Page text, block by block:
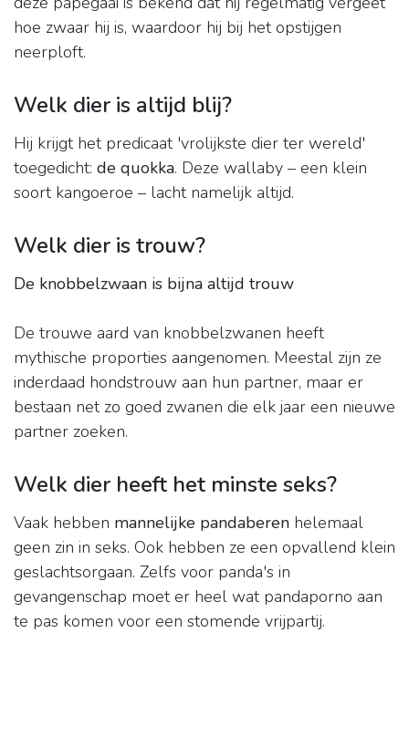
hoe zwaar hij is, waardoor hij bij het opstijgen
neerploft.
Welk dier is altijd blij?
Hij krijgt het predicaat 'vrolijkste dier ter wereld'
toegedicht: de quokka. Deze wallaby – een klein
soort kangoeroe – lacht namelijk altijd.
Welk dier is trouw?
De knobbelzwaan is bijna altijd trouw
De trouwe aard van knobbelzwanen heeft
mythische proporties aangenomen. Meestal zijn ze
inderdaad hondstrouw aan hun partner, maar er
bestaan net zo goed zwanen die elk jaar een nieuwe
partner zoeken.
Welk dier heeft het minste seks?
Vaak hebben mannelijke pandaberen helemaal
geen zin in seks. Ook hebben ze een opvallend klein
geslachtsorgaan. Zelfs voor panda's in
gevangenschap moet er heel wat pandaporno aan
te pas komen voor een stomende vrijpartij.